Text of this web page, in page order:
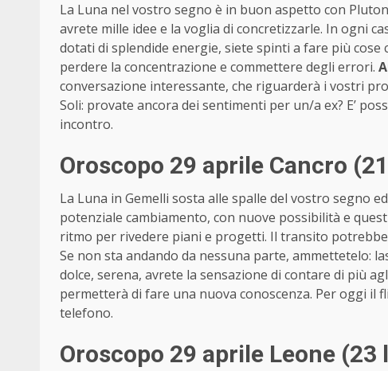
La Luna nel vostro segno è in buon aspetto con
avrete mille idee e la voglia di concretizzarle. In ogni
dotati di splendide energie, siete spinti a fare più
perdere la concentrazione e commettere degli errori.
conversazione interessante, che riguarderà i vostri
Soli: provate ancora dei sentimenti per un/a ex? E’
incontro.
Oroscopo 29 aprile Cancro
La Luna in Gemelli sosta alle spalle del vostro segno
potenziale cambiamento, con nuove possibilità e
ritmo per rivedere piani e progetti. Il transito
Se non sta andando da nessuna parte, ammettetelo:
dolce, serena, avrete la sensazione di contare di più
permetterà di fare una nuova conoscenza. Per oggi il
telefono.
Oroscopo 29 aprile Leone